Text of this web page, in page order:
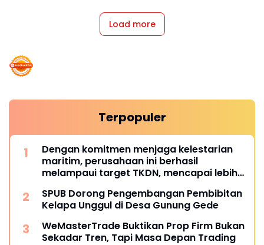
Load more
Terpopuler
Dengan komitmen menjaga kelestarian
maritim, perusahaan ini berhasil
melampaui target TKDN, mencapai lebih
SPUB Dorong Pengembangan Pembibitan
Kelapa Unggul di Desa Gunung Gede
WeMasterTrade Buktikan Prop Firm Bukan
Sekadar Tren, Tapi Masa Depan Trading